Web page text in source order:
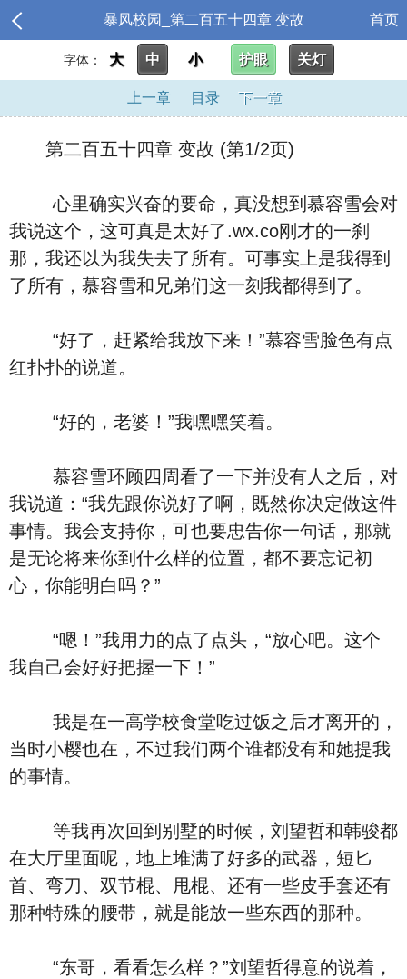
暴风校园_第二百五十四章 变故 首页
字体： 大 中 小 护眼 关灯
上一章 目录 下一章
第二百五十四章 变故 (第1/2页)
心里确实兴奋的要命，真没想到慕容雪会对
我说这个，这可真是太好了.wx.co刚才的一刹
那，我还以为我失去了所有。可事实上是我得到
了所有，慕容雪和兄弟们这一刻我都得到了。
“好了，赶紧给我放下来！”慕容雪脸色有点
红扑扑的说道。
“好的，老婆！”我嘿嘿笑着。
慕容雪环顾四周看了一下并没有人之后，对
我说道：“我先跟你说好了啊，既然你决定做这件
事情。我会支持你，可也要忠告你一句话，那就
是无论将来你到什么样的位置，都不要忘记初
心，你能明白吗？”
“嗯！”我用力的点了点头，“放心吧。这个
我自己会好好把握一下！”
我是在一高学校食堂吃过饭之后才离开的，
当时小樱也在，不过我们两个谁都没有和她提我
的事情。
等我再次回到别墅的时候，刘望哲和韩骏都
在大厅里面呢，地上堆满了好多的武器，短匕
首、弯刀、双节棍、甩棍、还有一些皮手套还有
那种特殊的腰带，就是能放一些东西的那种。
“东哥，看看怎么样？”刘望哲得意的说着，